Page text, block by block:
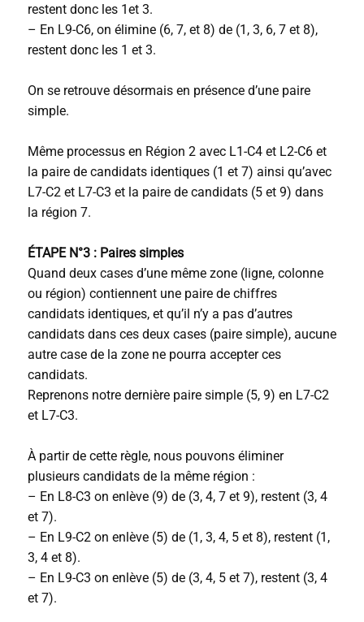
restent donc les 1et 3.
– En L9-C6, on élimine (6, 7, et 8) de (1, 3, 6, 7 et 8),
restent donc les 1 et 3.
On se retrouve désormais en présence d’une paire
simple.
Même processus en Région 2 avec L1-C4 et L2-C6 et
la paire de candidats identiques (1 et 7) ainsi qu’avec
L7-C2 et L7-C3 et la paire de candidats (5 et 9) dans
la région 7.
ÉTAPE N°3 : Paires simples
Quand deux cases d’une même zone (ligne, colonne
ou région) contiennent une paire de chiffres
candidats identiques, et qu’il n’y a pas d’autres
candidats dans ces deux cases (paire simple), aucune
autre case de la zone ne pourra accepter ces
candidats.
Reprenons notre dernière paire simple (5, 9) en L7-C2
et L7-C3.
À partir de cette règle, nous pouvons éliminer
plusieurs candidats de la même région :
– En L8-C3 on enlève (9) de (3, 4, 7 et 9), restent (3, 4
et 7).
– En L9-C2 on enlève (5) de (1, 3, 4, 5 et 8), restent (1,
3, 4 et 8).
– En L9-C3 on enlève (5) de (3, 4, 5 et 7), restent (3, 4
et 7).